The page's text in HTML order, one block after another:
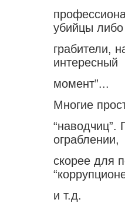
убийцы либо
грабители,
интересный
момент”...
Многие
“наводчиц”.
ограблении,
скорее для
и т.д.